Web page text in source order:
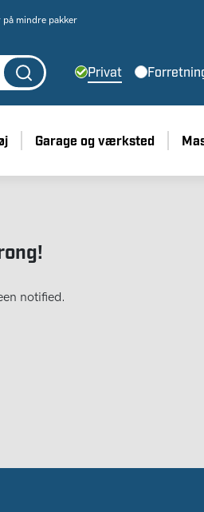
mindre pakker
Privat
Garage og værksted
notified.